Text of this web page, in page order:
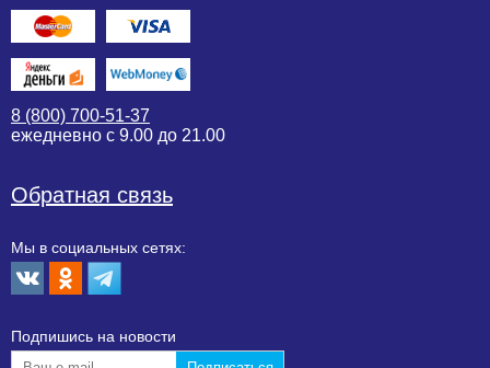
8 (800) 700-51-37
ежедневно с 9.00 до 21.00
Обратная связь
Мы в социальных сетях:
Подпишиcь на новости